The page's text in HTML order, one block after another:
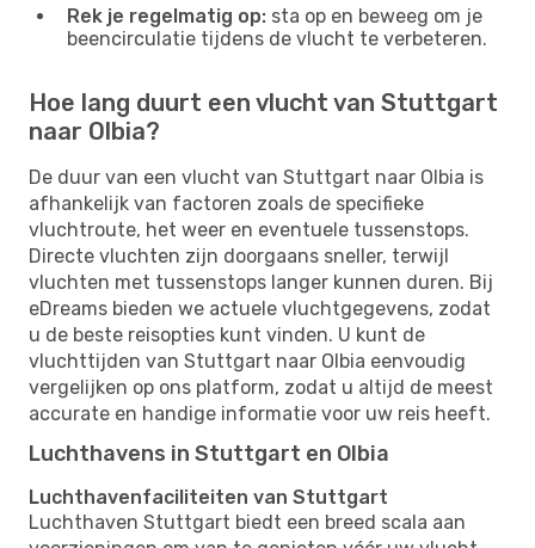
Rek je regelmatig op: sta op en beweeg om je
beencirculatie tijdens de vlucht te verbeteren.
Hoe lang duurt een vlucht van Stuttgart
naar Olbia?
De duur van een vlucht van Stuttgart naar Olbia is
afhankelijk van factoren zoals de specifieke
vluchtroute, het weer en eventuele tussenstops.
Directe vluchten zijn doorgaans sneller, terwijl
vluchten met tussenstops langer kunnen duren. Bij
eDreams bieden we actuele vluchtgegevens, zodat
u de beste reisopties kunt vinden. U kunt de
vluchttijden van Stuttgart naar Olbia eenvoudig
vergelijken op ons platform, zodat u altijd de meest
accurate en handige informatie voor uw reis heeft.
Luchthavens in Stuttgart en Olbia
Luchthavenfaciliteiten van Stuttgart
Luchthaven Stuttgart biedt een breed scala aan